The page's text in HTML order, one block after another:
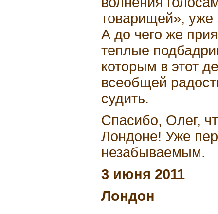
товарищей», уже
А до чего же
теплые
которым в этот
всеобщей
судить.
Спасибо, Олег,
Лондоне! Уже
незабываемым.
3 июня 2011
Лондон